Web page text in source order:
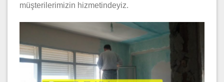
müşterilerimizin hizmetindeyiz.